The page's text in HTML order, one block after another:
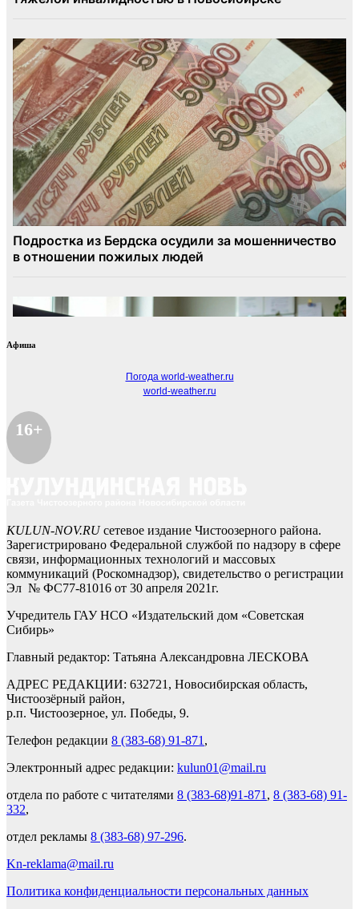
Афиша
Погода world-weather.ru
world-weather.ru
16+
KULUN-NOV.RUсетевое издание Чистоозерного района.
Зарегистрировано Федеральной службой по надзору в сфере
связи, информационных технологий и массовых
коммуникаций (Роскомнадзор), свидетельство о регистрации
Эл № ФС77-81016 от 30 апреля 2021г.
Учредитель ГАУ НСО «Издательский дом «Советская
Сибирь»
Главный редактор: Татьяна Александровна ЛЕСКОВА
АДРЕС РЕДАКЦИИ: 632721, Новосибирская область,
Чистоозёрный район,
р.п. Чистоозерное, ул. Победы, 9.
Телефон редакции 8 (383-68) 91-871 ,
Электронный адрес редакции: kulun01@mail.ru
отдела по работе с читателями 8 (383-68)91-871 , 8 (383-68) 91-
332,
отдел рекламы 8 (383-68) 97-296.
Kn-reklama@mail.ru
Политика конфиденциальности персональных данных